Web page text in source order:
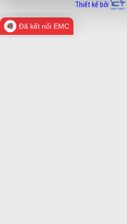
Thiết kế bởi
Đã kết nối EMC